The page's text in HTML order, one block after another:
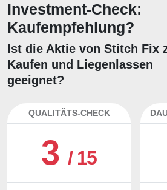
Investment-Check:
Kaufempfehlung?
Ist die Aktie von Stitch Fix
Kaufen und Liegenlassen
geeignet?
QUALITÄTS-CHECK
3/ 15